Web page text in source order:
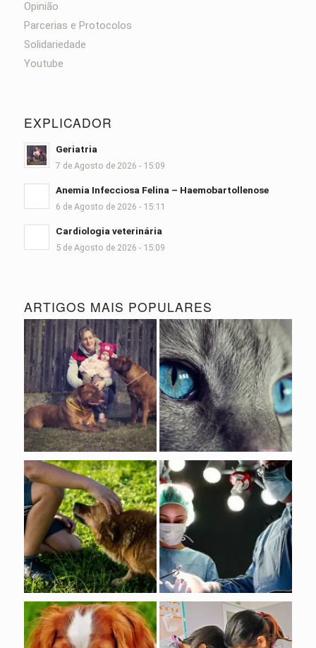
Opinião
Parcerias e Protocolos
Solidariedade
Youtube
EXPLICADOR
Geriatria
7 de Agosto de 2026 - 15:09
Anemia Infecciosa Felina – Haemobartollenose
6 de Agosto de 2026 - 15:11
Cardiologia veterinária
5 de Agosto de 2026 - 15:09
ARTIGOS MAIS POPULARES